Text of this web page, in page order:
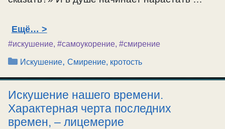
Ещё…
#искушение, #самоукорение, #смирение
Рубрики
Искушение,Смирение, кротость
Искушение нашего времени.
Характерная черта последних
времен, – лицемерие